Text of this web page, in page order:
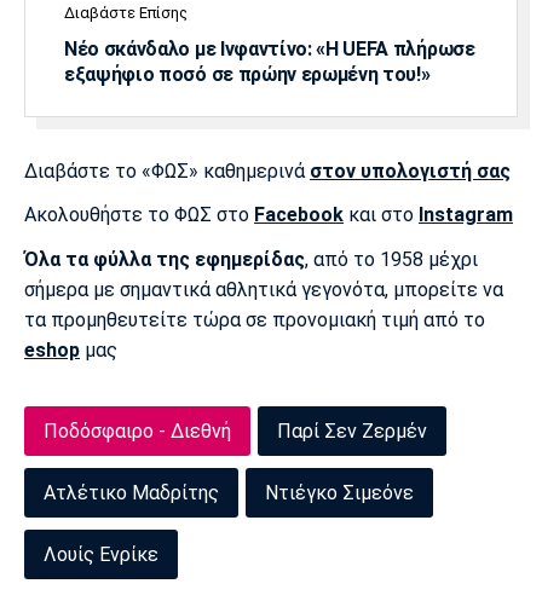
Λίβερπουλ
Μάντσεστερ
Σίτι
Γιουβέντους
Ίντερ Μίλαν Μπάγερν
Μπορούσια
Μονακό
Ερυθρός
Αστέρας
Τότεναμ
Διαβάστε Επίσης
Νέο σκάνδαλο με Ινφαντίνο: «Η UEFA πλήρωσε
εξαψήφιο ποσό σε πρώην ερωμένη του!»
Διαβάστε το «ΦΩΣ» καθημερινά στον υπολογιστή σας
Ακολουθήστε το ΦΩΣ στο Facebook και στο Instagram
Όλα τα φύλλα της εφημερίδας, από το 1958 μέχρι
σήμερα με σημαντικά αθλητικά γεγονότα, μπορείτε να
τα προμηθευτείτε τώρα σε προνομιακή τιμή από το
eshop μας
Ποδόσφαιρο - Διεθνή Παρί Σεν Ζερμέν
Ατλέτικο Μαδρίτης Ντιέγκο Σιμεόνε
Λουίς Ενρίκε